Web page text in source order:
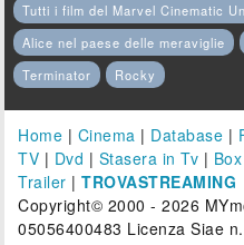
Tutti i film del Marvel Cinematic
Alice nel paese delle meraviglie
Terminator
Rocky
Home | Cinema | Database |
TV | Dvd | Stasera in Tv |
Trailer |TROVASTREAMING
Copyright© 2000 - 2026
05056400483 Licenza Siae